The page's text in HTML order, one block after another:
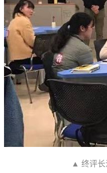
▲ 终评长